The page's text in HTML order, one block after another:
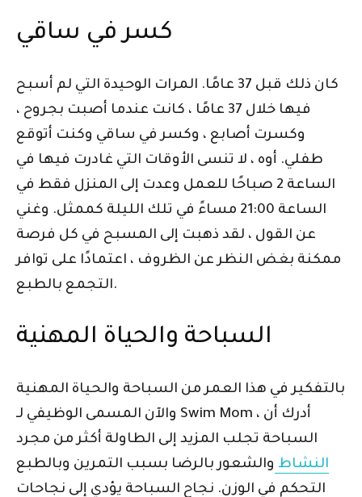
كسر في ساقي
كان ذلك قبل 37 عامًا. المرات الوحيدة التي لم أسبح
فيها خلال 37 عامًا ، كانت عندما أصبت بجروح ،
وكسرت أصابع ، وكسر في ساقي وكنت أتوقع
طفلي. أوه ، لا تنسى الأوقات التي غادرت فيها في
الساعة 2 صباحًا للعمل وعدت إلى المنزل فقط في
الساعة 21:00 مساءً في تلك الليلة كممثل. وغني
عن القول ، لقد ذهبت إلى المسبح في كل فرصة
ممكنة بغض النظر عن الظروف ، اعتمادًا على توافر
التجمع بالطبع.
السباحة والحياة المهنية
بالتفكير في هذا العمر من السباحة والحياة المهنية
والآن المسمى الوظيفي لـ Swim Mom ، أدرك أن
السباحة تجلب المزيد إلى الطاولة أكثر من مجرد
النشاط والشعور بالرضا بسبب التمرين وبالطبع
التحكم في الوزن. نجاح السباحة يؤدي إلى نجاحات